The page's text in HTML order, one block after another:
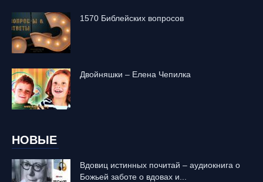
1570 Библейских вопросов
Двойняшки – Елена Чепилка
НОВЫЕ
Вдовиц истинных почитай – аудиокнига о
Божьей заботе о вдовах и...